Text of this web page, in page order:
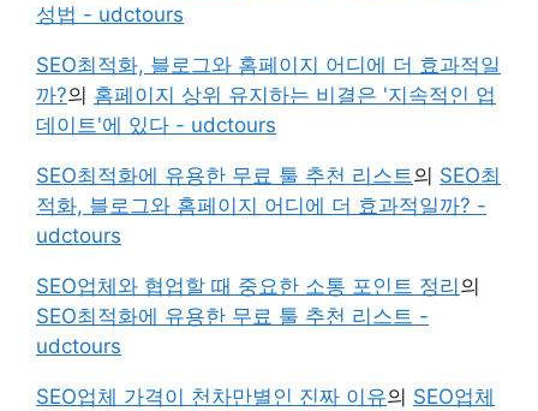
성법 - udctours
SEO최적화, 블로그와 홈페이지 어디에 더 효과적일
까?의 홈페이지 상위 유지하는 비결은 '지속적인 업
데이트'에 있다 - udctours
SEO최적화에 유용한 무료 툴 추천 리스트 의 SEO최
적화, 블로그와 홈페이지 어디에 더 효과적일까? -
udctours
SEO업체와 협업할 때 중요한 소통 포인트 정리의
SEO최적화에 유용한 무료 툴 추천 리스트 -
udctours
SEO업체 가격이 천차만별인 진짜 이유의 SEO업체